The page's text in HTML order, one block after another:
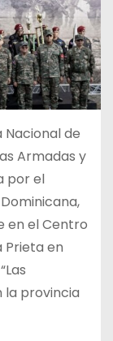
de
Armadas y
por el
en el Centro
Prieta en
la provincia